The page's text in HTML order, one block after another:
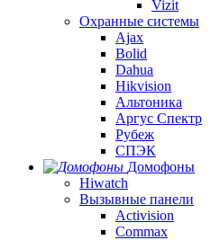
Vizit
Охранные системы
Ajax
Bolid
Dahua
Hikvision
Альтоника
Аргус Спектр
Рубеж
СПЭК
Домофоны
Hiwatch
Вызывные панели
Activision
Commax